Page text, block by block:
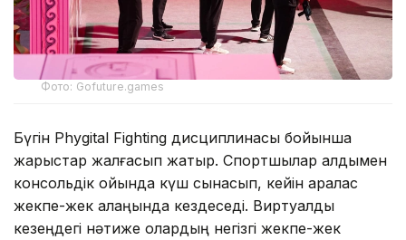
Фото: Gofuture.games
Бүгін Phygital Fighting дисциплинасы бойынша
жарыстар жалғасып жатыр. Спортшылар алдымен
консольдік ойында күш сынасып, кейін аралас
жекпе-жек алаңында кездеседі. Виртуалды
кезеңдегі нәтиже олардың негізгі жекпе-жек